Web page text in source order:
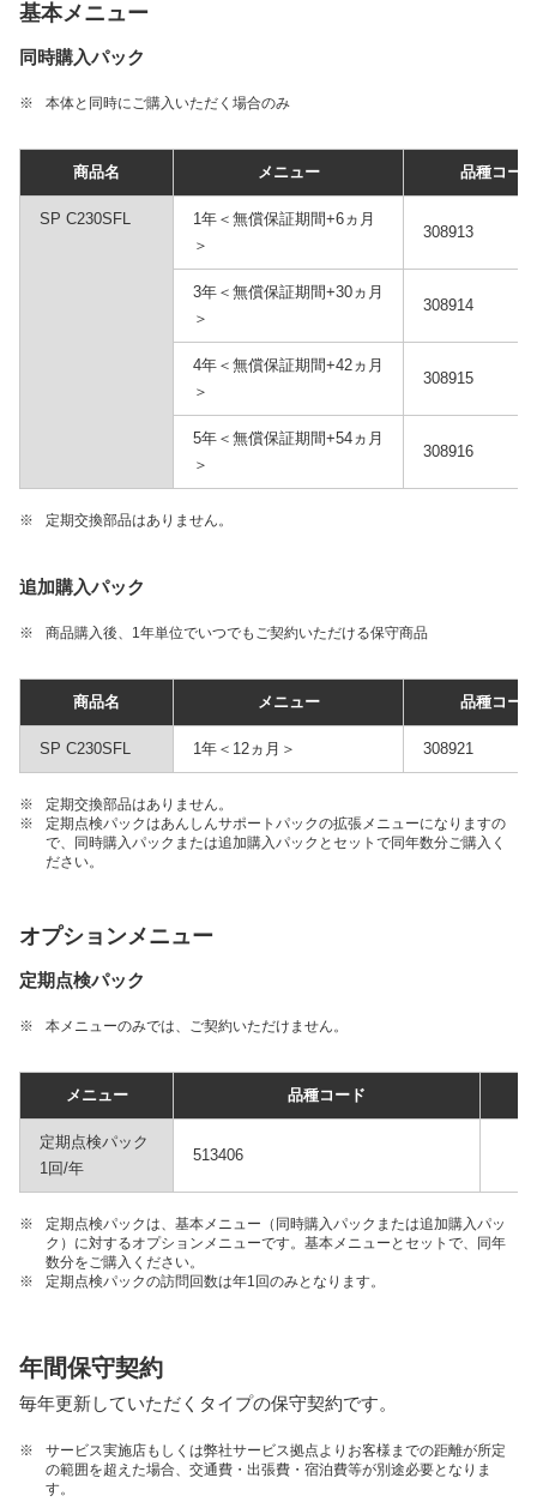
基本メニュー
同時購入パック
※ 本体と同時にご購入いただく場合のみ
商品名 メニュー 品種コード
SP C230SFL
1年＜無償保証期間+6ヵ月
＞
308913
3年＜無償保証期間+30ヵ月
＞
308914
4年＜無償保証期間+42ヵ月
＞
308915
5年＜無償保証期間+54ヵ月
＞
308916
※ 定期交換部品はありません。
追加購入パック
※ 商品購入後、1年単位でいつでもご契約いただける保守商品
商品名 メニュー 品種コード
SP C230SFL 1年＜12ヵ月＞ 308921
※
定期交換部品はありません。
※
定期点検パックはあんしんサポートパックの拡張メニューになりますの
で、同時購入パックまたは追加購入パックとセットで同年数分ご購入く
ださい。
オプションメニュー
定期点検パック
※ 本メニューのみでは、ご契約いただけません。
メニュー 品種コード
定期点検パック
1回/年
513406
※
定期点検パックは、基本メニュー（同時購入パックまたは追加購入パッ
ク）に対するオプションメニューです。基本メニューとセットで、同年
数分をご購入ください。
※
定期点検パックの訪問回数は年1回のみとなります。
年間保守契約
毎年更新していただくタイプの保守契約です。
※
サービス実施店もしくは弊社サービス拠点よりお客様までの距離が所定
の範囲を超えた場合、交通費・出張費・宿泊費等が別途必要となりま
す。